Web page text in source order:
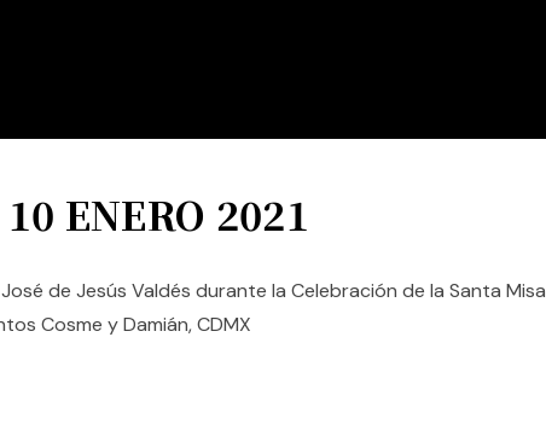
ENERO 2021
de Jesús Valdés durante la Celebración de la Santa Misa
Cosme y Damián, CDMX